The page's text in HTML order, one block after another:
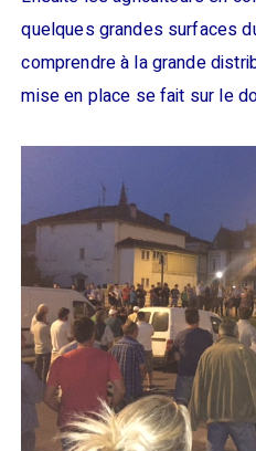
quelques grandes surfaces
comprendre à la grande
mise en place se fait sur le